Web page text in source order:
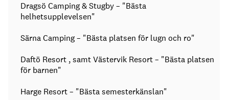
Dragsö Camping & Stugby – "Bästa
helhetsupplevelsen"
Särna Camping – "Bästa platsen för lugn och ro"
Daftö Resort , samt Västervik Resort – "Bästa platsen
för barnen"
Harge Resort – "Bästa semesterkänslan"